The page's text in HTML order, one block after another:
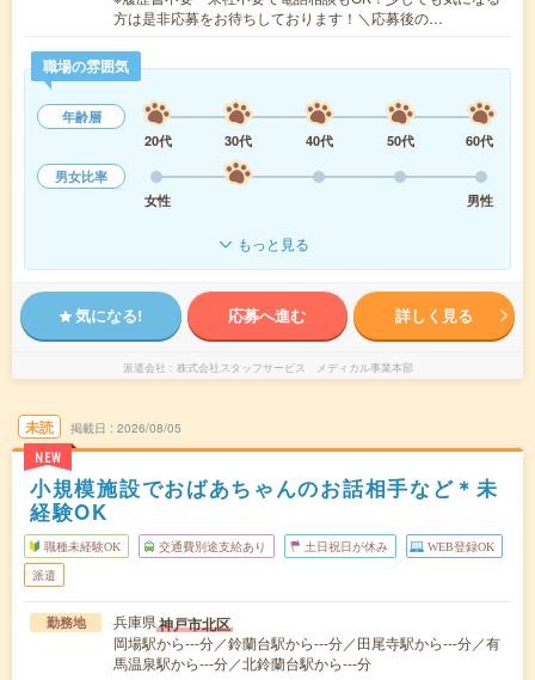
方は是非応募をお待ちしております！＼応募後の…
職場の雰囲気
年齢層
20代
30代 40代 50代
60代
男女比率
女性
男性
もっと見る
気になる! 応募へ進む 詳しく見る
派遣会社 株式会社スタッフサービス メディカル事業本部
未読
NEW
掲載日 2026/08/05
小規模施設でおばあちゃんのお話相手など＊未
経験OK
職種未経験OK 交通費別途支給あり 土日祝日が休み WEB登録OK
派遣
勤務地 兵庫県神戸市北区
岡場駅から---分／鈴蘭台駅から---分／田尾寺駅から---分／有
馬温泉駅から---分／北鈴蘭台駅から---分